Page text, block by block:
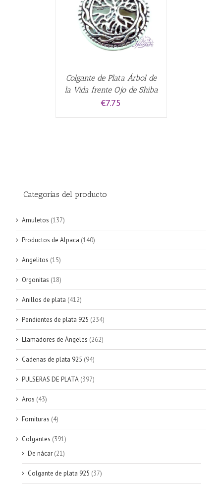
Colgante de Plata Árbol de
la Vida frente Ojo de Shiba
€7.75
Categorías del producto
Amuletos (137)
Productos de Alpaca (140)
Angelitos (15)
Orgonitas (18)
Anillos de plata (412)
Pendientes de plata 925 (234)
Llamadores de Ángeles (262)
Cadenas de plata 925 (94)
PULSERAS DE PLATA (397)
Aros (43)
Fornituras (4)
Colgantes (391)
De nácar (21)
Colgante de plata 925 (37)